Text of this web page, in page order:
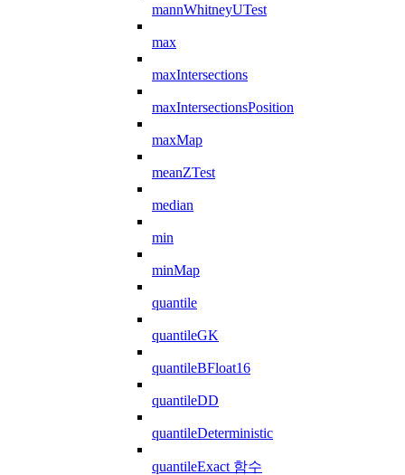
mannWhitneyUTest
max
maxIntersections
maxIntersectionsPosition
maxMap
meanZTest
median
min
minMap
quantile
quantileGK
quantileBFloat16
quantileDD
quantileDeterministic
quantileExact 함수